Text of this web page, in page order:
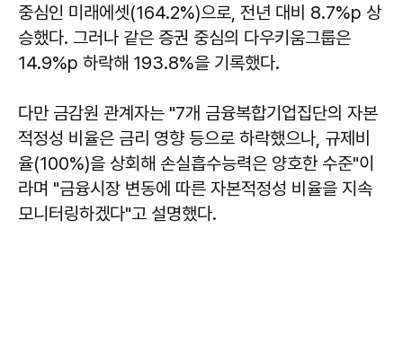
중심인 미래에셋(164.2%)으로, 전년 대비 8.7%p 상
승했다. 그러나 같은 증권 중심의 다우키움그룹은
14.9%p 하락해 193.8%을 기록했다.
다만 금감원 관계자는 "7개 금융복합기업집단의 자본
적정성 비율은 금리 영향 등으로 하락했으나, 규제비
율(100%)을 상회해 손실흡수능력은 양호한 수준"이
라며 "금융시장 변동에 따른 자본적정성 비율을 지속
모니터링하겠다"고 설명했다.